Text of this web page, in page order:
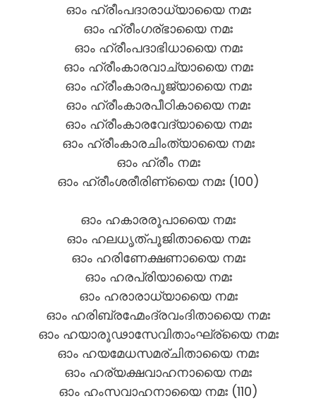
ഓം ഹ്രീംപദാരാധ്യായൈ നമഃ
ഓം ഹ്രീംഗര്ഭായൈ നമഃ
ഓം ഹ്രീംപദാഭിധായൈ നമഃ
ഓം ഹ്രീംകാരവാച്യായൈ നമഃ
ഓം ഹ്രീംകാരപൂജ്യായൈ നമഃ
ഓം ഹ്രീംകാരപീഠികായൈ നമഃ
ഓം ഹ്രീംകാരവേദ്യായൈ നമഃ
ഓം ഹ്രീംകാരചിംത്യായൈ നമഃ
ഓം ഹ്രീം നമഃ
ഓം ഹ്രീംശരീരിണ്യൈ നമഃ (100)
ഓം ഹകാരരൂപായൈ നമഃ
ഓം ഹലധൃത്പൂജിതായൈ നമഃ
ഓം ഹരിണേക്ഷണായൈ നമഃ
ഓം ഹരപ്രിയായൈ നമഃ
ഓം ഹരാരാധ്യായൈ നമഃ
ഓം ഹരിബ്രഹ്മേംദ്രവംദിതായൈ നമഃ
ഓം ഹയാരൂഢാസേവിതാംഘ്ര്യൈ നമഃ
ഓം ഹയമേധസമര്ചിതായൈ നമഃ
ഓം ഹര്യക്ഷവാഹനായൈ നമഃ
ഓം ഹംസവാഹനായൈ നമഃ (110)